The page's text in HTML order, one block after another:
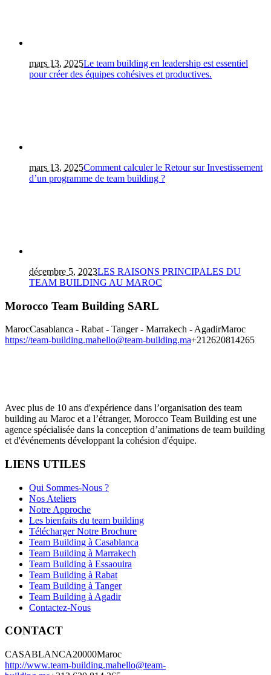
mars 13, 2025Le team building en leadership est essentiel
pour créer des équipes cohésives et productives.
mars 13, 2025Comment calculer le Retour sur Investissement
d’un programme de team building ?
décembre 5, 2023LES RAISONS PRINCIPALES DU
TEAM BUILDING AU MAROC
Morocco Team Building SARL
MarocCasablanca - Rabat - Tanger - Marrakech - AgadirMaroc
https://team-building.mahello@team-building.ma+212620814265
Avec plus de 10 ans d'expérience dans l’organisation des team
building au Maroc et a l’étranger, Morocco Team Building est une
agence spécialisée dans la conception d’animations de team building
et d'événements développant la cohésion d'équipe.
LIENS UTILES
Qui Sommes-Nous ?
Nos Ateliers
Notre Approche
Les bienfaits du team building
Télécharger Notre Brochure
Team Building à Casablanca
Team Building à Marrakech
Team Building à Essaouira
Team Building à Rabat
Team Building à Tanger
Team Building à Agadir
Contactez-Nous
CONTACT
CASABLANCA20000Maroc
http://www.team-building.mahello@team-